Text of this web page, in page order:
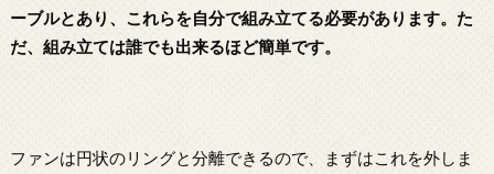
ーブルとあり、これらを自分で組み立てる必要があります。た
だ、組み立ては誰でも出来るほど簡単です。
ファンは円状のリングと分離できるので、まずはこれを外しま